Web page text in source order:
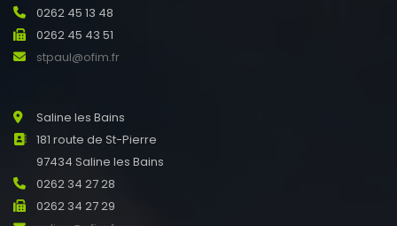
0262 45 13 48
0262 45 43 51
stpaul@ofim.fr
Saline les Bains
181 route de St-Pierre
97434 Saline les Bains
0262 34 27 28
0262 34 27 29